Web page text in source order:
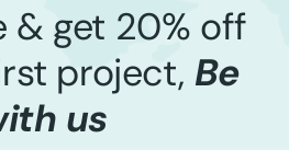
& get 20% off
project, Be
us